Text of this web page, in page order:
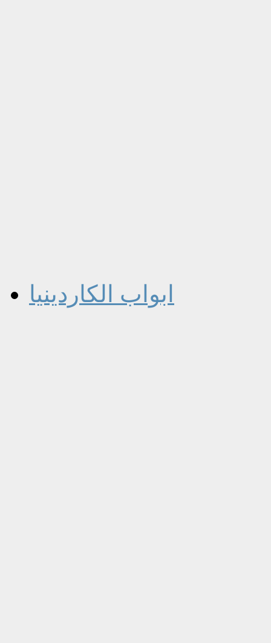
ابواب الكاردينيا